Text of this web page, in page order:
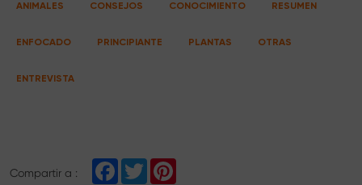
ANIMALES CONSEJOS CONOCIMIENTO RESUMEN
ENFOCADO PRINCIPIANTE PLANTAS OTRAS
ENTREVISTA
Compartir a :
F
T
w